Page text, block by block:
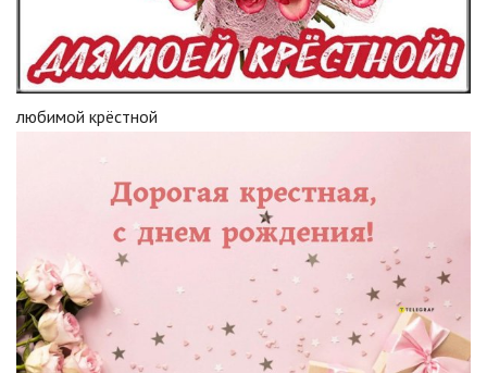
любимой крёстной